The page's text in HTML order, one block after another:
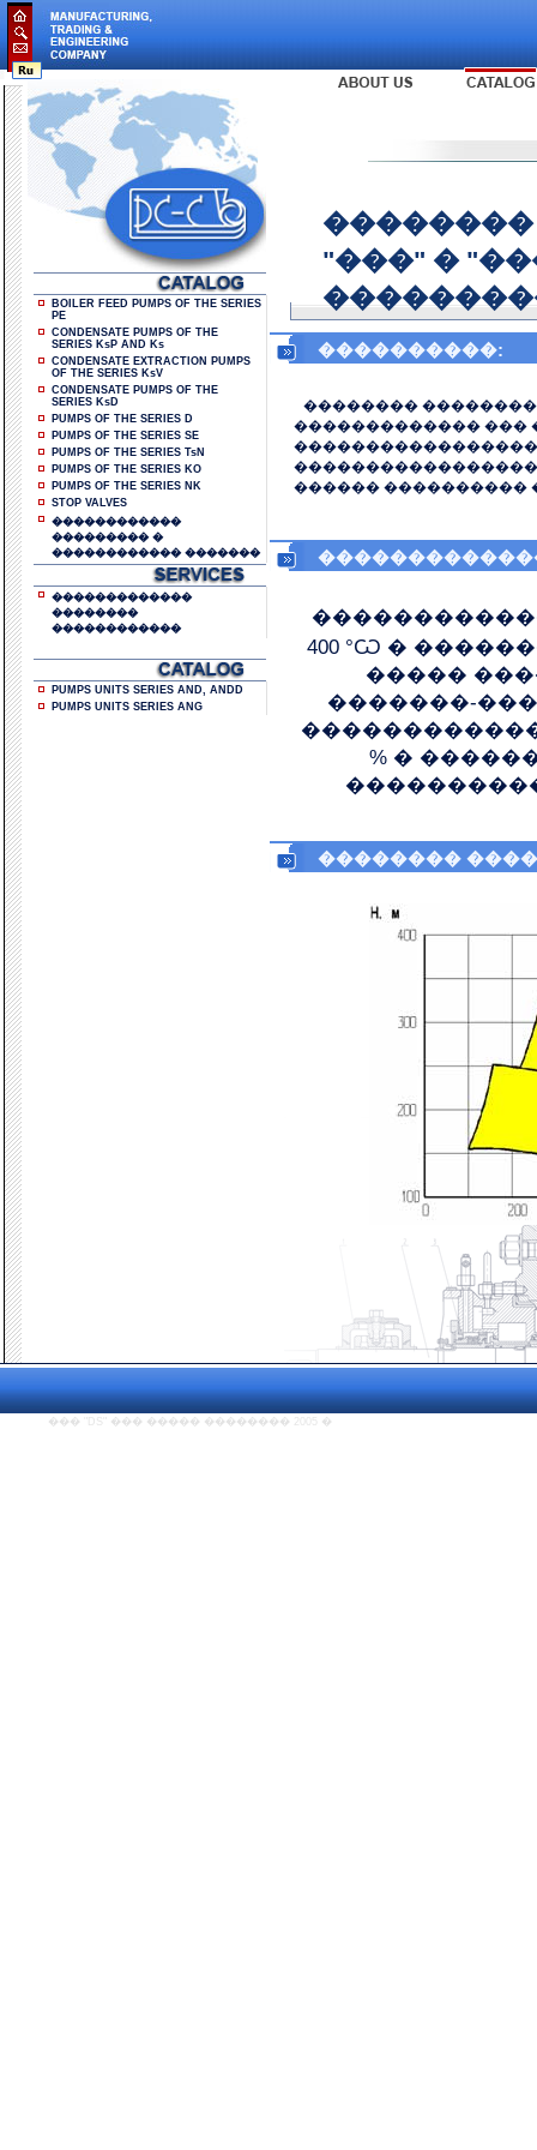
BOILER FEED PUMPS OF THE SERIES
PE
CONDENSATE PUMPS OF THE
SERIES KsP AND Ks
CONDENSATE EXTRACTION PUMPS
OF THE SERIES KsV
CONDENSATE PUMPS OF THE
SERIES KsD
PUMPS OF THE SERIES D
PUMPS OF THE SERIES SE
PUMPS OF THE SERIES TsN
PUMPS OF THE SERIES KO
PUMPS OF THE SERIES NK
STOP VALVES
������������
��������� �
������������ �������
�������������
��������
������������
PUMPS UNITS SERIES AND, ANDD
PUMPS UNITS SERIES ANG
"���" �
����������:
��������
������������� ���
������ ����������
400 °Ѡ �
�����
�������-
% �
��������
��� "DS" ��� ����� �������� 2005 �